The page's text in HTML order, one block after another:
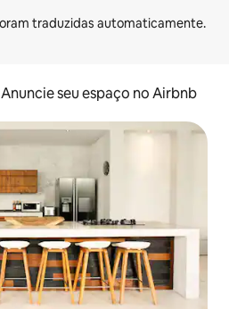
Anuncie seu espaço no Airbnb